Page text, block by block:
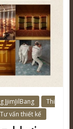
JjimJilBang
Thi
Tư vấn thiết kế